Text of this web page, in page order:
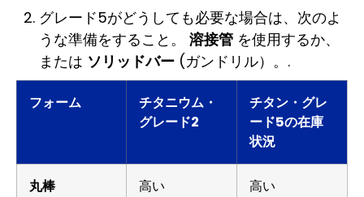
グレード5がどうしても必要な場合は、次のよ
うな準備をすること。 溶接管 を使用するか、
または ソリッドバー (ガンドリル）。.
フォーム
チタニウム・
グレード2
チタン・グレ
ード5の在庫
状況
丸棒 高い 高い